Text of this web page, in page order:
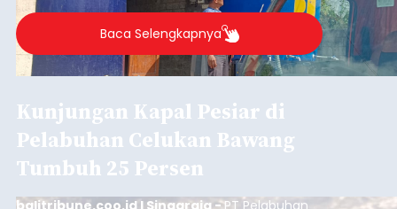
Buleleng.
Baca Selengkapnya
Kunjungan Kapal Pesiar di
Pelabuhan Celukan Bawang
Tumbuh 25 Persen